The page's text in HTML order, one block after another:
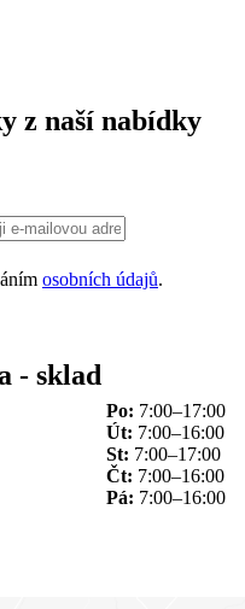
z naší nabídky
osobních údajů.
- sklad
Po: 7:00–17:00
Út: 7:00–16:00
St: 7:00–17:00
Čt: 7:00–16:00
Pá: 7:00–16:00